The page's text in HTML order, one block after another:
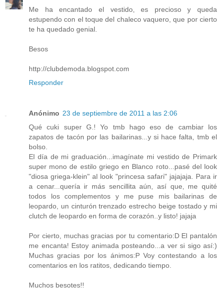
Me ha encantado el vestido, es precioso y queda
estupendo con el toque del chaleco vaquero, que por cierto
te ha quedado genial.
Besos
http://clubdemoda.blogspot.com
Responder
Anónimo 23 de septiembre de 2011 a las 2:06
Qué cuki super G.! Yo tmb hago eso de cambiar los
zapatos de tacón por las bailarinas...y si hace falta, tmb el
bolso.
El día de mi graduación...imagínate mi vestido de Primark
super mono de estilo griego en Blanco roto...pasé del look
"diosa griega-klein" al look "princesa safari" jajajaja. Para ir
a cenar...quería ir más sencillita aún, así que, me quité
todos los complementos y me puse mis bailarinas de
leopardo, un cinturón trenzado estrecho beige tostado y mi
clutch de leopardo en forma de corazón..y listo! jajaja
Por cierto, muchas gracias por tu comentario:D El pantalón
me encanta! Estoy animada posteando...a ver si sigo así:)
Muchas gracias por los ánimos:P Voy contestando a los
comentarios en los ratitos, dedicando tiempo.
Muchos besotes!!